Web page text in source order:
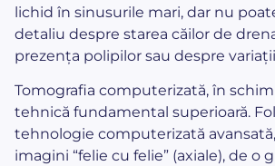
lichid în sinusurile mari, dar nu
detaliu despre starea căilor de
prezența polipilor sau despre
Tomografia computerizată, în
tehnică fundamental superioară.
tehnologie computerizată avansată,
imagini “felie cu felie” (axiale), de o